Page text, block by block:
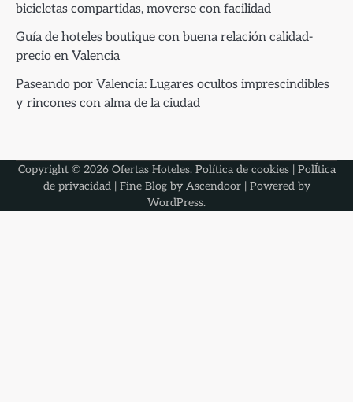
bicicletas compartidas, moverse con facilidad
Guía de hoteles boutique con buena relación calidad-
precio en Valencia
Paseando por Valencia: Lugares ocultos imprescindibles
y rincones con alma de la ciudad
Copyright © 2026 Ofertas Hoteles. Política de cookies| PolÍtica
de privacidad| Fine Blog by Ascendoor| Powered by
WordPress.